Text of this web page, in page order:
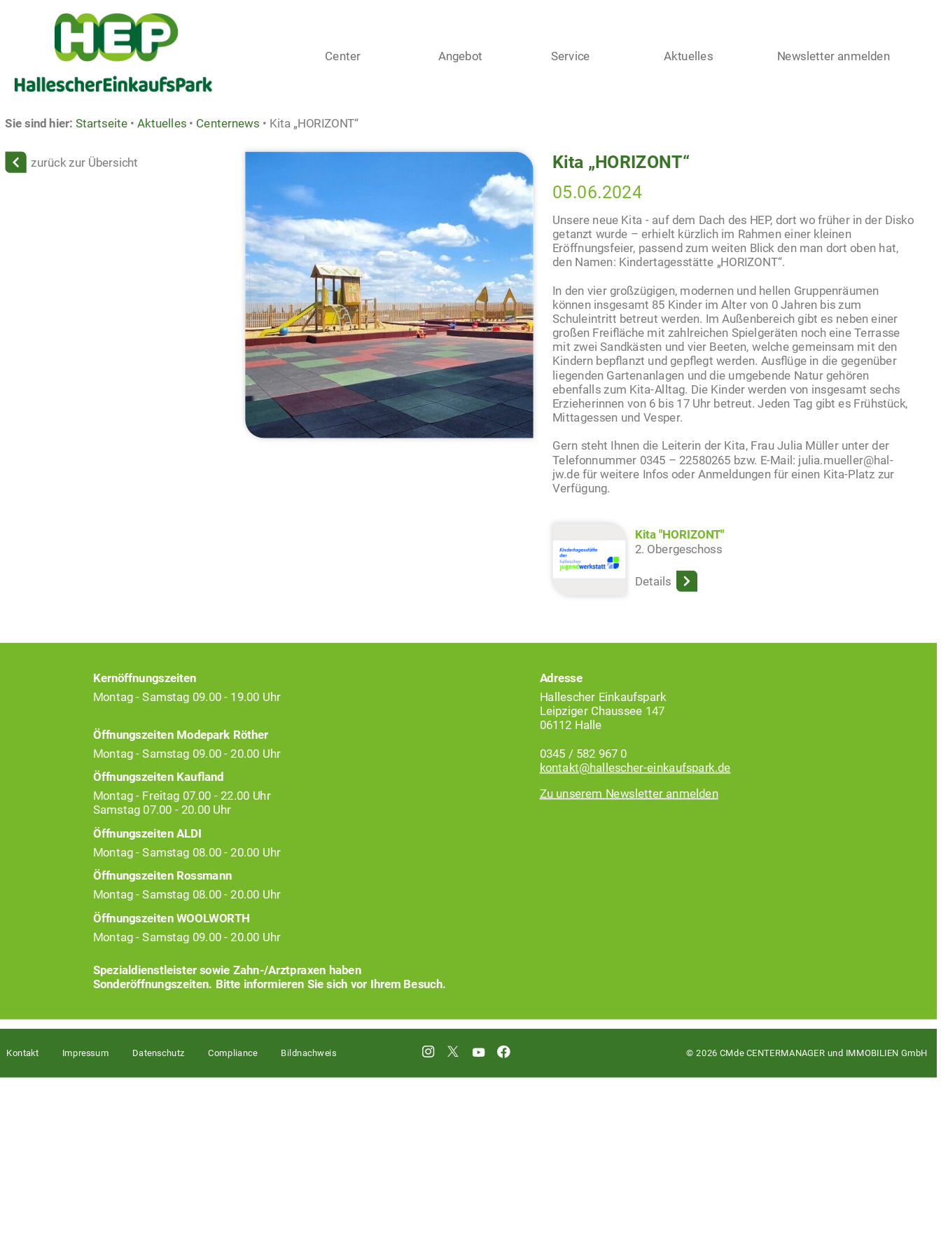
Center Angebot Service Aktuelles Newsletter anmelden
Sie sind hier: Startseite • Aktuelles • Centernews • Kita „HORIZONT“
zurück zur Übersicht
Kita „HORIZONT“
05.06.2024
Unsere neue Kita - auf dem Dach des HEP, dort wo früher in der Disko
getanzt wurde – erhielt kürzlich im Rahmen einer kleinen
Eröffnungsfeier, passend zum weiten Blick den man dort oben hat,
den Namen: Kindertagesstätte „HORIZONT“.
In den vier großzügigen, modernen und hellen Gruppenräumen
können insgesamt 85 Kinder im Alter von 0 Jahren bis zum
Schuleintritt betreut werden. Im Außenbereich gibt es neben einer
großen Freifläche mit zahlreichen Spielgeräten noch eine Terrasse
mit zwei Sandkästen und vier Beeten, welche gemeinsam mit den
Kindern bepflanzt und gepflegt werden. Ausflüge in die gegenüber
liegenden Gartenanlagen und die umgebende Natur gehören
ebenfalls zum Kita-Alltag. Die Kinder werden von insgesamt sechs
Erzieherinnen von 6 bis 17 Uhr betreut. Jeden Tag gibt es Frühstück,
Mittagessen und Vesper.
Gern steht Ihnen die Leiterin der Kita, Frau Julia Müller unter der
Telefonnummer 0345 – 22580265 bzw. E-Mail: julia.mueller@hal-
jw.de für weitere Infos oder Anmeldungen für einen Kita-Platz zur
Verfügung.
Kita "HORIZONT"
2. Obergeschoss
Details
Kernöffnungszeiten
Montag - Samstag 09.00 - 19.00 Uhr
Öffnungszeiten Modepark Röther
Montag - Samstag 09.00 - 20.00 Uhr
Öffnungszeiten Kaufland
Montag - Freitag 07.00 - 22.00 Uhr
Samstag 07.00 - 20.00 Uhr
Öffnungszeiten ALDI
Montag - Samstag 08.00 - 20.00 Uhr
Öffnungszeiten Rossmann
Montag - Samstag 08.00 - 20.00 Uhr
Öffnungszeiten WOOLWORTH
Montag - Samstag 09.00 - 20.00 Uhr
Spezialdienstleister sowie Zahn-/Arztpraxen haben
Sonderöffnungszeiten. Bitte informieren Sie sich vor Ihrem Besuch.
Adresse
Hallescher Einkaufspark
Leipziger Chaussee 147
06112 Halle
0345 / 582 967 0
kontakt@hallescher-einkaufspark.de
Zu unserem Newsletter anmelden
Kontakt Impressum Datenschutz Compliance Bildnachweis © 2026 CMde CENTERMANAGER und IMMOBILIEN GmbH